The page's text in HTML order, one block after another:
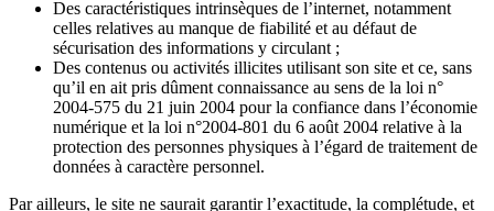
Des caractéristiques intrinsèques de l’internet, notamment
celles relatives au manque de fiabilité et au défaut de
sécurisation des informations y circulant ;
Des contenus ou activités illicites utilisant son site et ce, sans
qu’il en ait pris dûment connaissance au sens de la loi n°
2004-575 du 21 juin 2004 pour la confiance dans l’économie
numérique et la loi n°2004-801 du 6 août 2004 relative à la
protection des personnes physiques à l’égard de traitement de
données à caractère personnel.
Par ailleurs, le site ne saurait garantir l’exactitude, la complétude, et